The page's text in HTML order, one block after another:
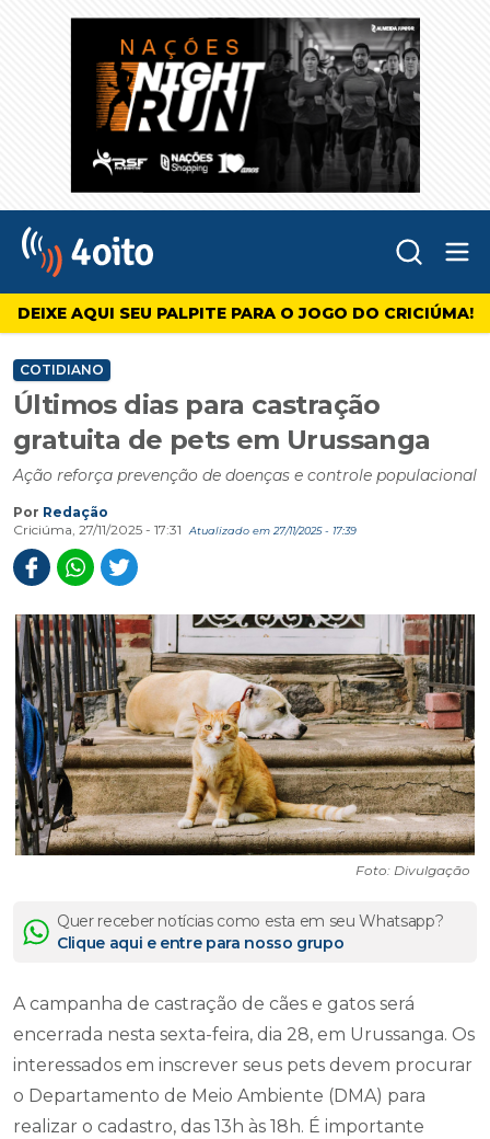
4oito
DEIXE AQUI SEU PALPITE PARA O JOGO DO CRICIÚMA!
COTIDIANO
Últimos dias para castração
gratuita de pets em Urussanga
Ação reforça prevenção de doenças e controle populacional
Por Redação
Criciúma, 27/11/2025 - 17:31
Atualizado em 27/11/2025 - 17:39
Foto: Divulgação
Quer receber notícias como esta em seu Whatsapp?
Clique aqui e entre para nosso grupo
A campanha de castração de cães e gatos será
encerrada nesta sexta-feira, dia 28, em Urussanga. Os
interessados em inscrever seus pets devem procurar
o Departamento de Meio Ambiente (DMA) para
realizar o cadastro, das 13h às 18h. É importante